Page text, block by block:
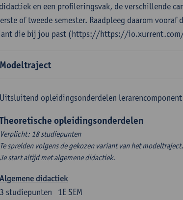
en een profileringsvak, de verschillende
of tweede semester. Raadpleeg daarom
die bij jou past (https://https://io.xurrent.com/
Modeltraject
Uitsluitend opleidingsonderdelen lerarencomponent
Theoretische opleidingsonderdelen
Verplicht: 18 studiepunten
Te spreiden volgens de gekozen variant van het modeltraject.
Je start altijd met algemene didactiek.
Algemene didactiek
1E SEM
3 studiepunten